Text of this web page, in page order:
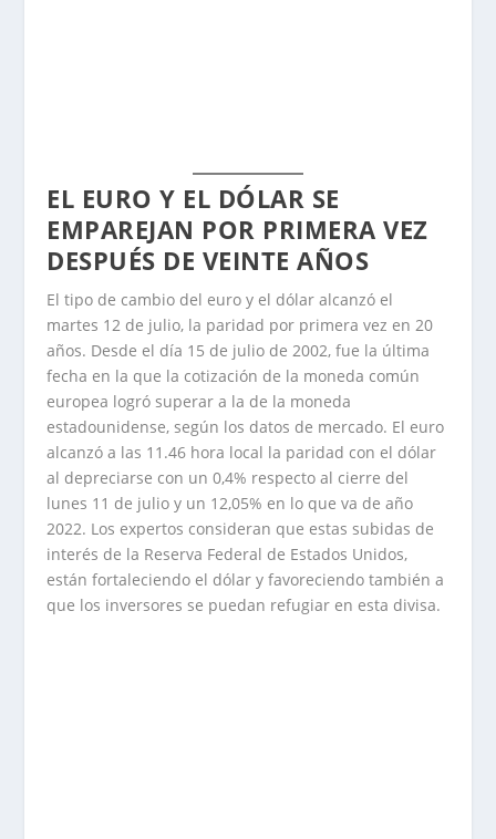
EL EURO Y EL DÓLAR SE
EMPAREJAN POR PRIMERA VEZ
DESPUÉS DE VEINTE AÑOS
El tipo de cambio del euro y el dólar alcanzó el
martes 12 de julio, la paridad por primera vez en 20
años. Desde el día 15 de julio de 2002, fue la última
fecha en la que la cotización de la moneda común
europea logró superar a la de la moneda
estadounidense, según los datos de mercado. El euro
alcanzó a las 11.46 hora local la paridad con el dólar
al depreciarse con un 0,4% respecto al cierre del
lunes 11 de julio y un 12,05% en lo que va de año
2022. Los expertos consideran que estas subidas de
interés de la Reserva Federal de Estados Unidos,
están fortaleciendo el dólar y favoreciendo también a
que los inversores se puedan refugiar en esta divisa.